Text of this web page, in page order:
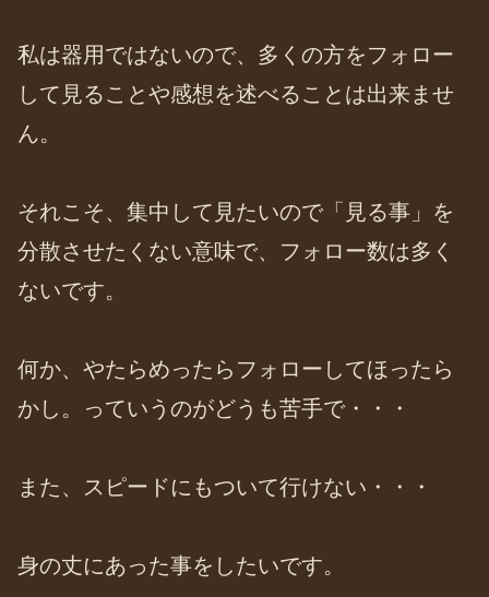
私は器用ではないので、多くの方をフォロー
して見ることや感想を述べることは出来ませ
ん。
それこそ、集中して見たいので「見る事」を
分散させたくない意味で、フォロー数は多く
ないです。
何か、やたらめったらフォローしてほったら
かし。っていうのがどうも苦手で・・・
また、スピードにもついて行けない・・・
身の丈にあった事をしたいです。